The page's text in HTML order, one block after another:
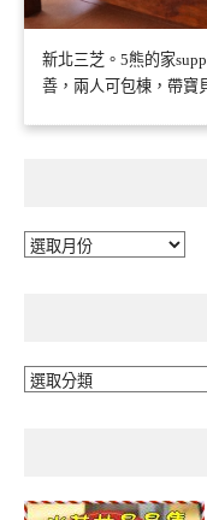
新北三芝。5熊的家
善，兩人可包棟，帶寶
彙
鴨
類